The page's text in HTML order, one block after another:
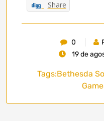
Share
0
19 de
Tags:Bethesda